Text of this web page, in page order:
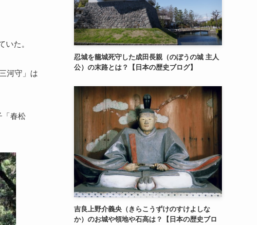
いた。
河守」は
「春松
忍城を籠城死守した成田長親（のぼうの城 主人
公）の末路とは？【日本の歴史ブログ】
吉良上野介義央（きらこうずけのすけよしな
か）のお城や領地や石高は？【日本の歴史ブロ